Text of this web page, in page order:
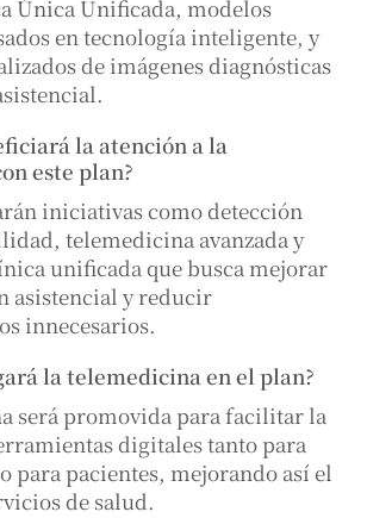
Única Unificada, modelos
en tecnología inteligente, y
de imágenes diagnósticas
la atención a la
este plan?
iniciativas como detección
telemedicina avanzada y
unificada que busca mejorar
asistencial y reducir
innecesarios.
la telemedicina en el plan?
será promovida para facilitar la
digitales tanto para
para pacientes, mejorando así el
de salud.